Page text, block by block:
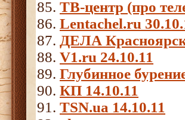
ТВ-центр (про
Lentachel.ru
ДЕЛА Красноярск
V1.ru 24.10.11
Глубинное
КП 14.10.11
TSN.ua 14.10.11